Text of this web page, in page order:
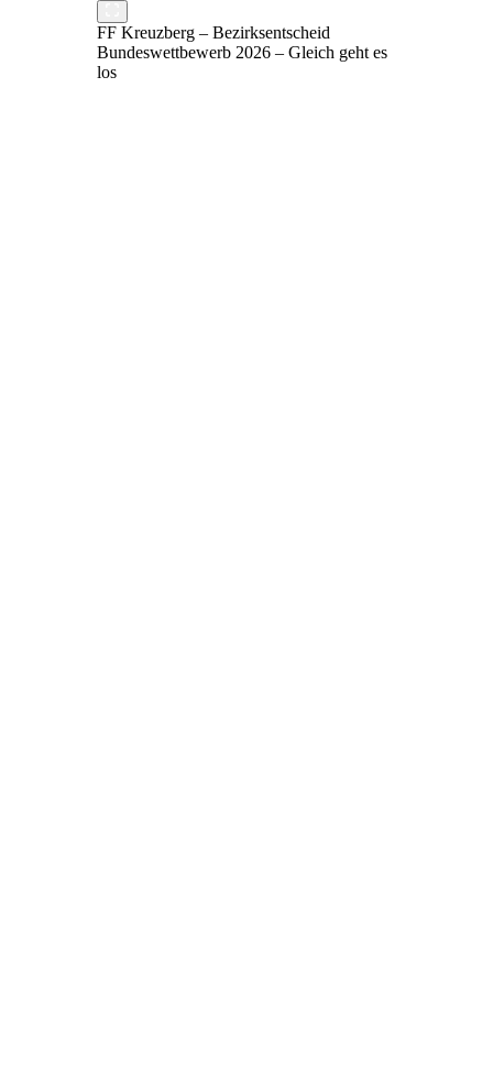
FF Kreuzberg – Bezirksentscheid
Bundeswettbewerb 2026 – Gleich geht es
los